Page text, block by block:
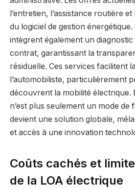
l’entretien, l’assistance routière
du logiciel de gestion
intègrent également un
contrat, garantissant la
résiduelle. Ces services facilitent
l’automobiliste, particulièrement
découvrent la mobilité électrique.
n’est plus seulement un mode de
devient une solution globale,
et accès à une innovation
Coûts cachés et
de la LOA électrique